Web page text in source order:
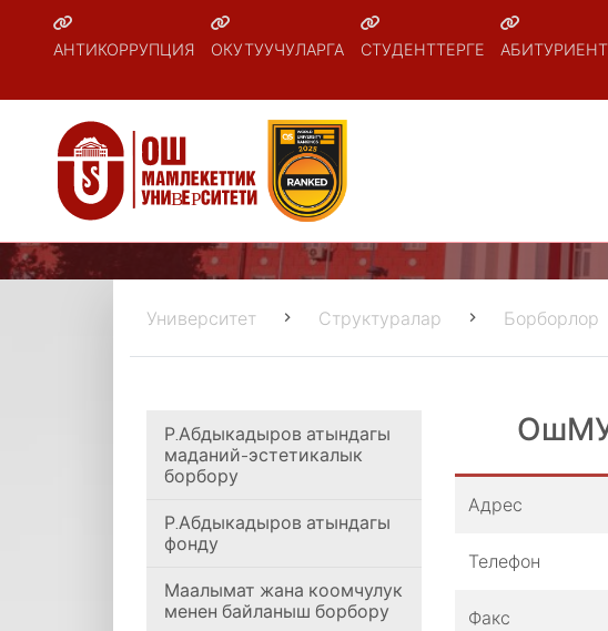
АНТИКОРРУПЦИЯ ОКУТУУЧУЛАРГА СТУДЕНТТЕРГЕ
Университет Структуралар Борборлор
Р.Абдыкадыров атындагы
маданий-эстетикалык
борбору
Р.Абдыкадыров атындагы
фонду
Маалымат жана коомчулук
менен байланыш борбору
Адрес
Телефон
Факс